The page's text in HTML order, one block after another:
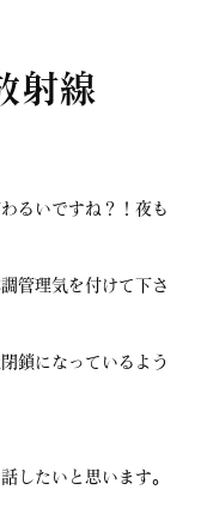
射線
るいですね？！夜も
管理気を付けて下さ
鎖になっているよう
したいと思います。